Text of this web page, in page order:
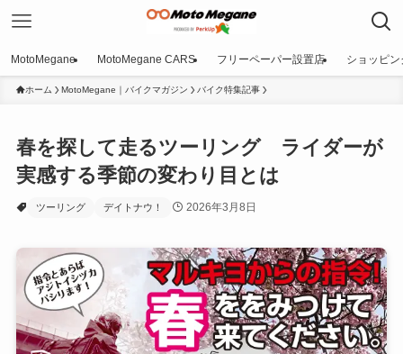
MotoMegane MotoMegane CARS フリーペーパー設置店 ショッピン
ホーム MotoMegane｜バイクマガジン バイク特集記事
春を探して走るツーリング ライダーが
実感する季節の変わり目とは
ツーリング デイトナウ！ 2026年3月8日